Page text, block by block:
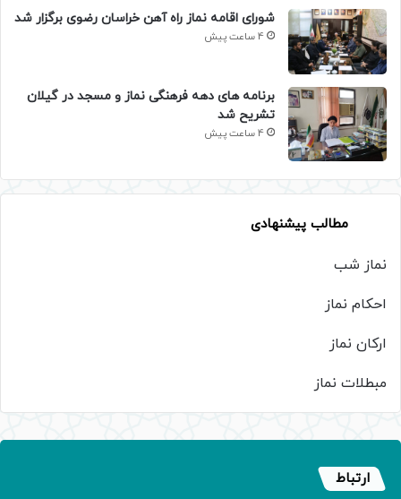
شورای اقامه نماز راه آهن خراسان رضوی برگزار شد
4 ساعت پیش
برنامه های دهه فرهنگی نماز و مسجد در گیلان
تشریح شد
4 ساعت پیش
مطالب پیشنهادی
نماز شب
احکام نماز
ارکان نماز
مبطلات نماز
ارتباط